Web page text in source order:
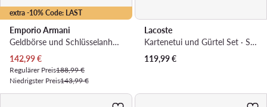
extra -10% Code: LAST
Emporio Armani
Geldbörse und Schlüsselanhänger Set · Schwarz
Aktueller Preis
142,99€
Regulärer Preis188,99 €
Niedrigster Preis143,99 €
Lacoste
Kartenetui und Gürtel Set · Schwarz
119,99€